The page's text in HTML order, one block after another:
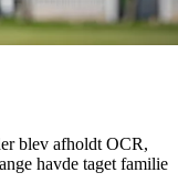
blev afholdt OCR,
havde taget familie